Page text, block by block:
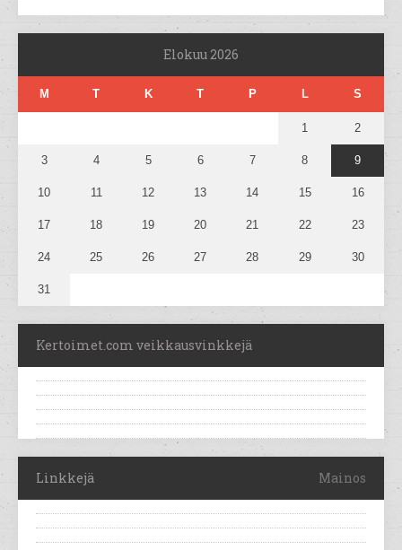
Elokuu 2026
M T K T P L S
1 2
3 4 5 6 7 8 9
10 11 12 13 14 15 16
17 18 19 20 21 22 23
24 25 26 27 28 29 30
31
Kertoimet.com veikkausvinkkejä
Linkkejä Mainos